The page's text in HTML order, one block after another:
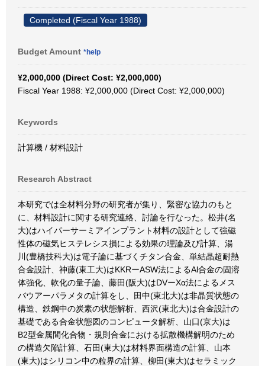
Completed (Fiscal Year 1988)
Budget Amount *help
¥2,000,000 (Direct Cost: ¥2,000,000)
Fiscal Year 1988: ¥2,000,000 (Direct Cost: ¥2,000,000)
Keywords
計算機 / 材料設計
Research Abstract
本研究では全材料分野の研究者が集り、緊密な協力のもと
に、材料設計に関する研究連絡、討論を行なった。松井(名
大)はハイパーサーミアインプラント材料の設計として強磁
性体の磁気ヒステレシス損による効果の理論及び計算、湯
川(豊橋技科大)は電子論に基づくチタン合金、単結晶超耐熱
合金設計、神藤(東工大)はKKRーASW法によるAl合金の固溶
体強化、軟化の量子論、藤田(阪大)はDVーXα法によるメス
バウアーパラメタの計算をし、田中(東北大)は非晶質状態の
構造、鉄鋼中の炭素の状態解析、西沢(東北大)は合金設計の
基礎である合金状態図のコンピュータ解析、山口(京大)は
B2型金属間化合物・規則合金における拡散機構解明のため
の構造欠陥計算、石田(東大)は材料界面構造の計算、山本
(東大)はシリコン中の粒界の計算、柳田(東大)はセラミック